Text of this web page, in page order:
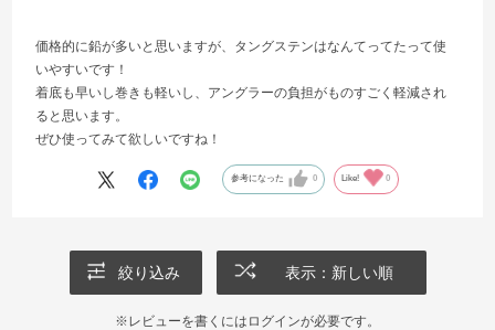
価格的に鉛が多いと思いますが、タングステンはなんてってたって使
いやすいです！
着底も早いし巻きも軽いし、アングラーの負担がものすごく軽減され
ると思います。
ぜひ使ってみて欲しいですね！
参考になった 0 Like! 0
絞り込み 表示：新しい順
※レビューを書くには ログインが必要です。